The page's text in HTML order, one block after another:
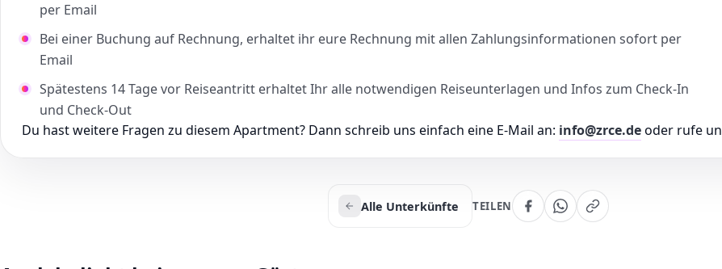
per Email
Bei einer Buchung auf Rechnung, erhaltet ihr eure Rechnung mit allen Zahlungsinformationen sofort per
Email
Spätestens 14 Tage vor Reiseantritt erhaltet Ihr alle notwendigen Reiseunterlagen und Infos zum Check-In
und Check-Out
Du hast weitere Fragen zu diesem Apartment? Dann schreib uns einfach eine E-Mail an: info@zrce.deoder rufe
Alle Unterkünfte TEILEN